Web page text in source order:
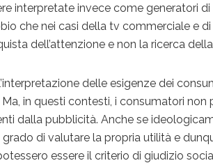
interpretate invece come generatori
che nei casi della tv commerciale e
dell’attenzione e non la ricerca
delle esigenze dei
in questi contesti, i consumatori non
dalla pubblicità. Anche se
di valutare la propria utilità e
essere il criterio di giudizio